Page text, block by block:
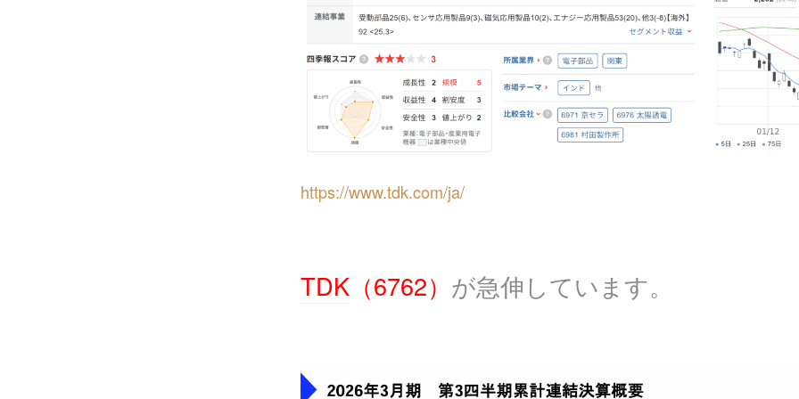
https://www.tdk.com/ja/
TDK （6762） が急伸しています。